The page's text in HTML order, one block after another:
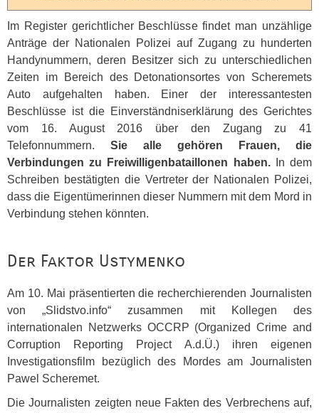
Im Register gerichtlicher Beschlüsse findet man unzählige
Anträge der Nationalen Polizei auf Zugang zu hunderten
Handynummern, deren Besitzer sich zu unterschiedlichen
Zeiten im Bereich des Detonationsortes von Scheremets
Auto aufgehalten haben. Einer der interessantesten
Beschlüsse ist die Einverständniserklärung des Gerichtes
vom 16. August 2016 über den Zugang zu 41
Telefonnummern. Sie alle gehören Frauen, die
Verbindungen zu Freiwilligenbataillonen haben.In dem
Schreiben bestätigten die Vertreter der Nationalen Polizei,
dass die Eigentümerinnen dieser Nummern mit dem Mord in
Verbindung stehen könnten.
Der Faktor Ustymenko
Am 10. Mai präsentierten die recherchierenden Journalisten
von „Slidstvo.info“ zusammen mit Kollegen des
internationalen Netzwerks OCCRP (Organized Crime and
Corruption Reporting Project A.d.Ü.) ihren eigenen
Investigationsfilm bezüglich des Mordes am Journalisten
Pawel Scheremet.
Die Journalisten zeigten neue Fakten des Verbrechens auf,